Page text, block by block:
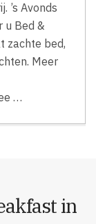
’s Avonds
u Bed &
zachte bed,
Meer
…
in